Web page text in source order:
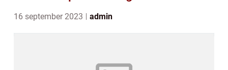
16 september 2023 admin